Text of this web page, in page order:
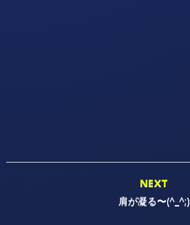
NEXT
肩が凝る〜(^_^;)